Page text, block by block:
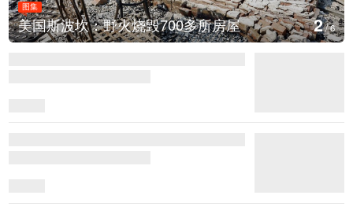
图集
叙利亚：大马士革发生爆炸 3/6